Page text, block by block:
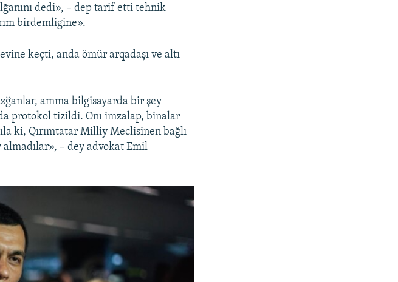
dedi», – dep tarif etti tehnik
birdemligine».
keçti, anda ömür arqadaşı ve altı
amma bilgisayarda bir şey
protokol tizildi. Onı imzalap, binalar
ki, Qırımtatar Milliy Meclisinen bağlı
– dey advokat Emil